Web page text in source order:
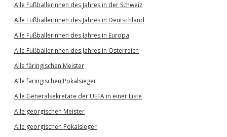
Alle Fußballerinnen des Jahres in der Schweiz
Alle Fußballerinnen des Jahres in Deutschland
Alle Fußballerinnen des Jahres in Europa
Alle Fußballerinnen des Jahres in Österreich
Alle färingischen Meister
Alle färingischen Pokalsieger
Alle Generalsekretäre der UEFA in einer Liste
Alle georgischen Meister
Alle georgischen Pokalsieger